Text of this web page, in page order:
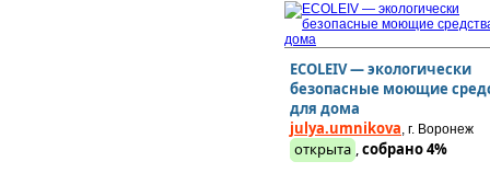
ECOLEIV — экологически
безопасные моющие
для дома
julya.umnikova, г. Воронеж
открыта ,собрано 4%